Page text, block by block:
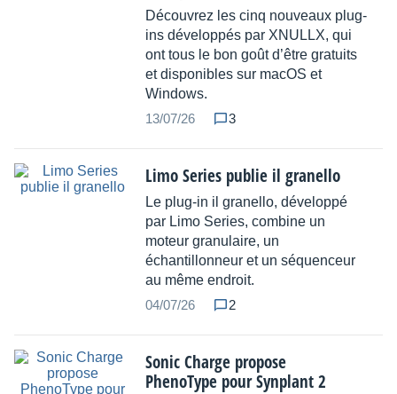
Découvrez les cinq nouveaux plug-
ins développés par XNULLX, qui
ont tous le bon goût d’être gratuits
et disponibles sur macOS et
Windows.
13/07/26
3
Limo Series publie il granello
Le plug-in il granello, développé
par Limo Series, combine un
moteur granulaire, un
échantillonneur et un séquenceur
au même endroit.
04/07/26
2
Sonic Charge propose
PhenoType pour Synplant 2